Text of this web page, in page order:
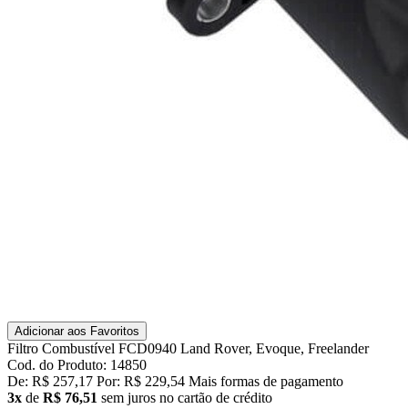
Adicionar aos Favoritos
Filtro Combustível FCD0940 Land Rover, Evoque, Freelander
Cod. do Produto: 14850
De: R$ 257,17 Por: R$ 229,54 Mais formas de pagamento
3x de R$ 76,51 sem juros no cartão de crédito